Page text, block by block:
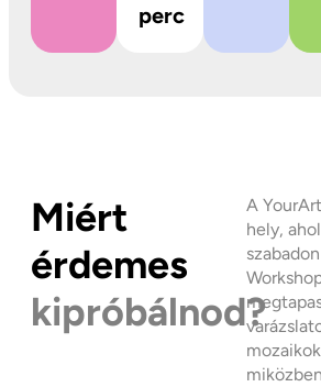
perc
Miért
érdemes
kipróbálnod?
A
hely,